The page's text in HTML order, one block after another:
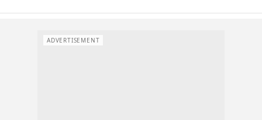
ADVERTISEMENT